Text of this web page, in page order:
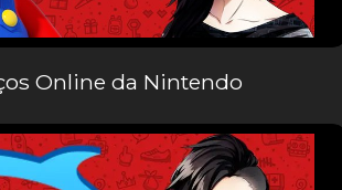
Online da Nintendo